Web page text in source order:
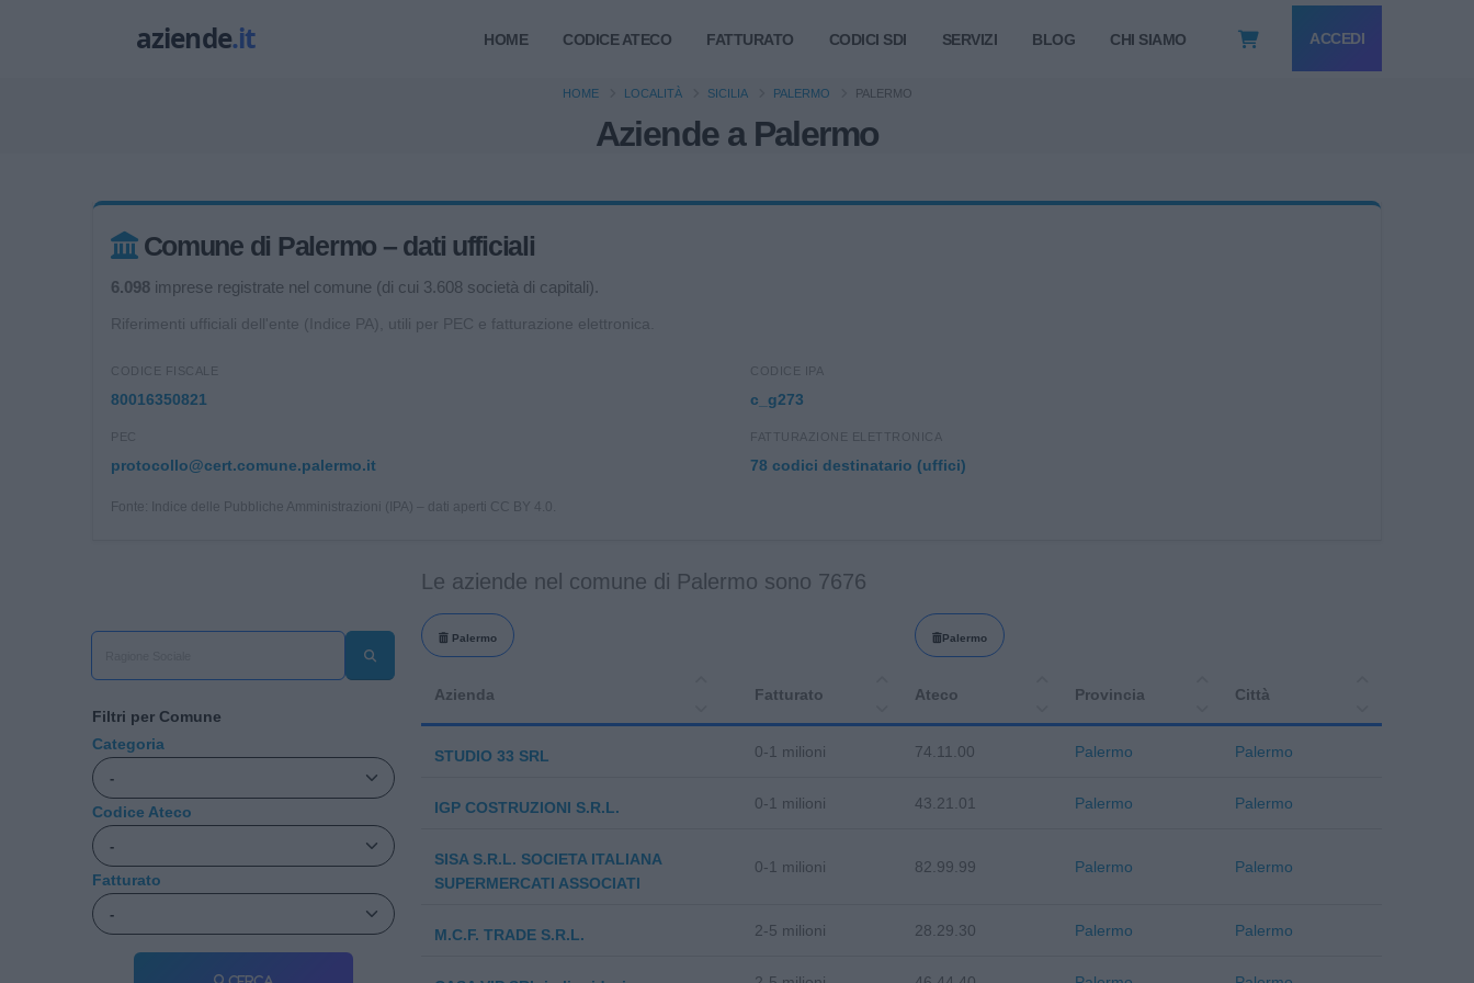
HOME CODICE ATECO FATTURATO CODICI SDI SERVIZI BLOG CHI SIAMO ACCEDI
Aziende a Palermo
HOME LOCALITÀ SICILIA PALERMO PALERMO
Comune di Palermo – dati ufficiali
6.098 imprese registrate nel comune (di cui 3.608 società di capitali).
Riferimenti ufficiali dell'ente (Indice PA), utili per PEC e fatturazione elettronica.
CODICE FISCALE
80016350821
CODICE IPA
c_g273
PEC
protocollo@cert.comune.palermo.it
FATTURAZIONE ELETTRONICA
78 codici destinatario (uffici)
Fonte: Indice delle Pubbliche Amministrazioni (IPA) – dati aperti CC BY 4.0.
Filtri per Comune
Categoria
Codice Ateco
Fatturato
Cerca
Le aziende nel comune di Palermo sono 7676
Palermo Palermo
Azienda Fatturato Ateco Provincia Città
STUDIO 33 SRL 0-1 milioni 74.11.00 Palermo Palermo
IGP COSTRUZIONI S.R.L. 0-1 milioni 43.21.01 Palermo Palermo
SISA S.R.L. SOCIETA ITALIANA
SUPERMERCATI ASSOCIATI
0-1 milioni 82.99.99 Palermo Palermo
M.C.F. TRADE S.R.L. 2-5 milioni 28.29.30 Palermo Palermo